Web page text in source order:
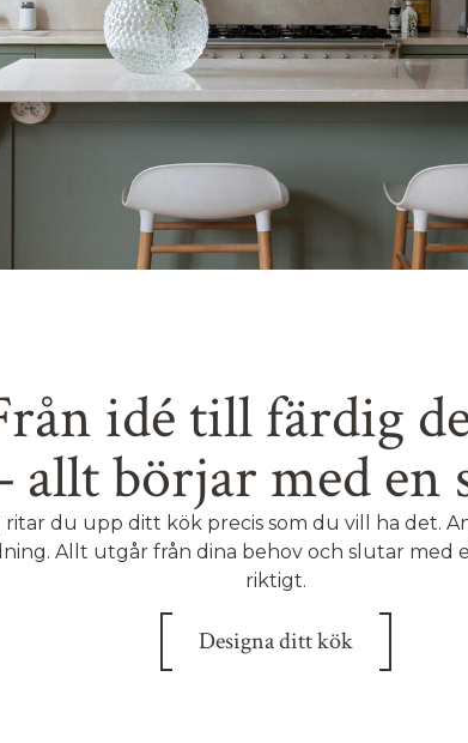
idé till färdig
allt börjar med en
du upp ditt kök precis som du vill ha det.
Allt utgår från dina behov och slutar med
riktigt.
Designa ditt kök